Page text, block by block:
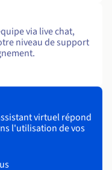
via live chat,
niveau de support
virtuel répond
l'utilisation de vos